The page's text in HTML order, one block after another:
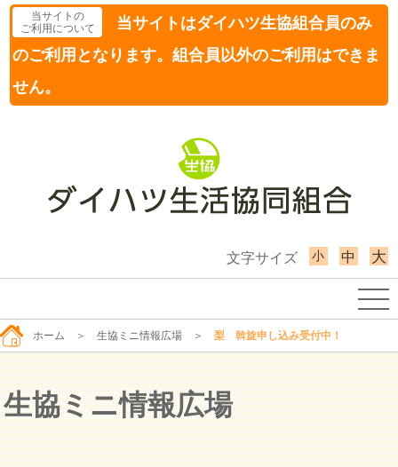
当サイトの
ご利用について
当サイトはダイハツ生協組合員のみ
のご利用となります。組合員以外のご利用はできま
せん。
文字サイズ 小 中 大
ホーム ＞ 生協ミニ情報広場 ＞ 梨 斡旋申し込み受付中！
生協ミニ情報広場